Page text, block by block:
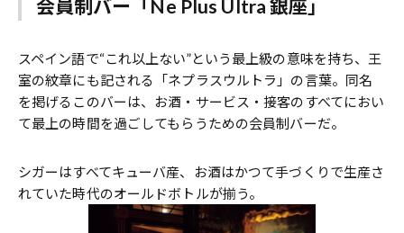
会員制バー「Ne Plus Ultra 銀座」
スペイン語で“これ以上ない”という最上級の意味を持ち、王
室の紋章にも記される「ネプラスウルトラ」の言葉。同名
を掲げるこのバーは、お酒・サービス・接客のすべてにおい
て最上の時間を過ごしてもらうための会員制バーだ。
シガーはすべてキューバ産、お酒はかつて手づくりで生産さ
れていた時代のオールドボトルが揃う。